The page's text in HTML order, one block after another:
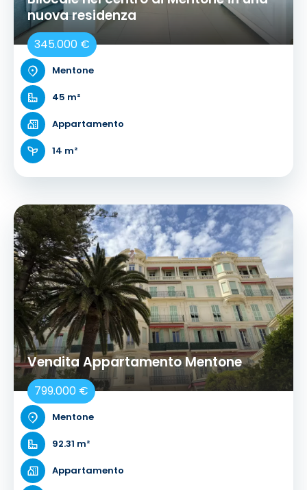
nuova residenza
345.000 €
Mentone
45 m²
Appartamento
14 m²
Vendita Appartamento Mentone
799.000 €
Mentone
92.31 m²
Appartamento